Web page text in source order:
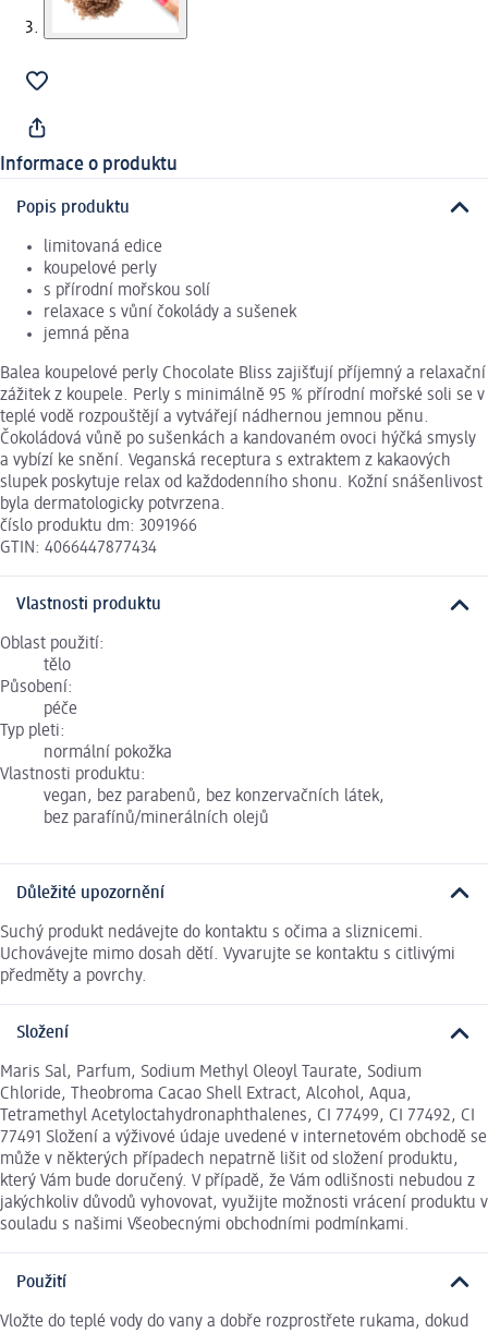
Informace o produktu
Popis produktu
limitovaná edice
koupelové perly
s přírodní mořskou solí
relaxace s vůní čokolády a sušenek
jemná pěna
Balea koupelové perly Chocolate Bliss zajišťují příjemný a relaxační
zážitek z koupele. Perly s minimálně 95 % přírodní mořské soli se v
teplé vodě rozpouštějí a vytvářejí nádhernou jemnou pěnu.
Čokoládová vůně po sušenkách a kandovaném ovoci hýčká smysly
a vybízí ke snění. Veganská receptura s extraktem z kakaových
slupek poskytuje relax od každodenního shonu. Kožní snášenlivost
byla dermatologicky potvrzena.
číslo produktu dm: 3091966
GTIN: 4066447877434
Vlastnosti produktu
Oblast použití:
tělo
Působení:
péče
Typ pleti:
normální pokožka
Vlastnosti produktu:
vegan, bez parabenů, bez konzervačních látek,
bez parafínů/minerálních olejů
Důležité upozornění
Suchý produkt nedávejte do kontaktu s očima a sliznicemi.
Uchovávejte mimo dosah dětí. Vyvarujte se kontaktu s citlivými
předměty a povrchy.
Složení
Maris Sal, Parfum, Sodium Methyl Oleoyl Taurate, Sodium
Chloride, Theobroma Cacao Shell Extract, Alcohol, Aqua,
Tetramethyl Acetyloctahydronaphthalenes, CI 77499, CI 77492, CI
77491 Složení a výživové údaje uvedené v internetovém obchodě se
může v některých případech nepatrně lišit od složení produktu,
který Vám bude doručený. V případě, že Vám odlišnosti nebudou z
jakýchkoliv důvodů vyhovovat, využijte možnosti vrácení produktu v
souladu s našimi Všeobecnými obchodními podmínkami.
Použití
Vložte do teplé vody do vany a dobře rozprostřete rukama, dokud